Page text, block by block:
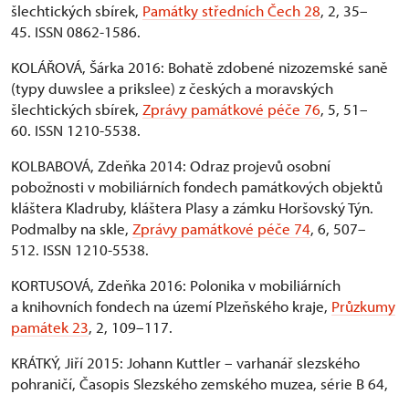
šlechtických sbírek, Památky středních Čech 28, 2, 35–
45. ISSN 0862-1586.
KOLÁŘOVÁ, Šárka 2016: Bohatě zdobené nizozemské saně
(typy duwslee a prikslee) z českých a moravských
šlechtických sbírek, Zprávy památkové péče 76, 5, 51–
60. ISSN 1210-5538.
KOLBABOVÁ, Zdeňka 2014: Odraz projevů osobní
pobožnosti v mobiliárních fondech památkových objektů
kláštera Kladruby, kláštera Plasy a zámku Horšovský Týn.
Podmalby na skle, Zprávy památkové péče 74, 6, 507–
512. ISSN 1210-5538.
KORTUSOVÁ, Zdeňka 2016: Polonika v mobiliárních
a knihovních fondech na území Plzeňského kraje, Průzkumy
památek 23, 2, 109–117.
KRÁTKÝ, Jiří 2015: Johann Kuttler – varhanář slezského
pohraničí, Časopis Slezského zemského muzea, série B 64,